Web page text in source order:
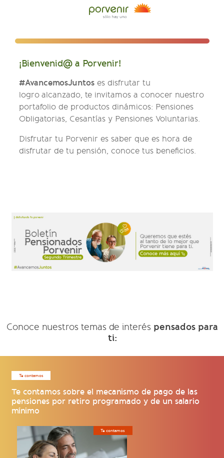
¡Bienvenid@ a Porvenir!
#AvancemosJuntos es disfrutar tu
logro alcanzado, te invitamos a conocer nuestro
portafolio de productos dinámicos: Pensiones
Obligatorias, Cesantías y Pensiones Voluntarias.
Disfrutar tu Porvenir es saber que es hora de
disfrutar de tu pensión, conoce tus beneficios.
Conoce nuestros temas de interés pensados para
ti:
Te contamos
Te contamos
Te contamos sobre el mecanismo de pago de las
pensiones por retiro programado y de un salario
mínimo